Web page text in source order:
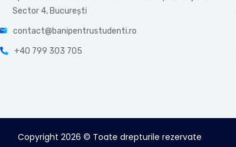
Sector 4, București
contact@banipentrustudenti.ro
+40 799 303 705
Copyright 2026 © Toate drepturile rezervate